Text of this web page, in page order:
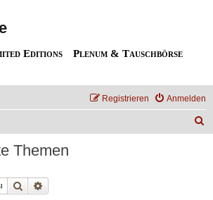
Editions
Plenum & Tauschbörse
Anmelden
Registrieren
Themen
Suche